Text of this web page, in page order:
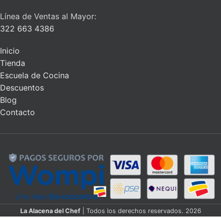
Línea de Ventas al Mayor:
322 663 4386
Inicio
Tienda
Escuela de Cocina
Descuentos
Blog
Contacto
La Alacena del Chef | Todos los derechos reservados. 2026